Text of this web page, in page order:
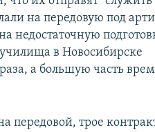
на передовую под
в Новосибирске
а большую часть
передовой, трое